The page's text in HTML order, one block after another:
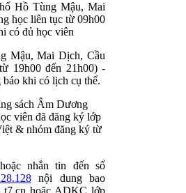
Hồ Tùng Mậu, Mai
học liên tục từ 09h00
có đủ học viên
Mậu, Mai Dịch, Cầu
19h00 đến 21h00) -
khi có lịch cụ thể.
sách Âm Dương
viên đã đăng ký lớp
& nhóm đăng ký từ
nhắn tin đến số
nội dung bao